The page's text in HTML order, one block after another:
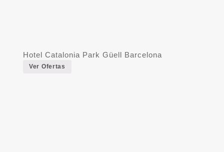
Hotel Catalonia Park Güell Barcelona
Ver Ofertas